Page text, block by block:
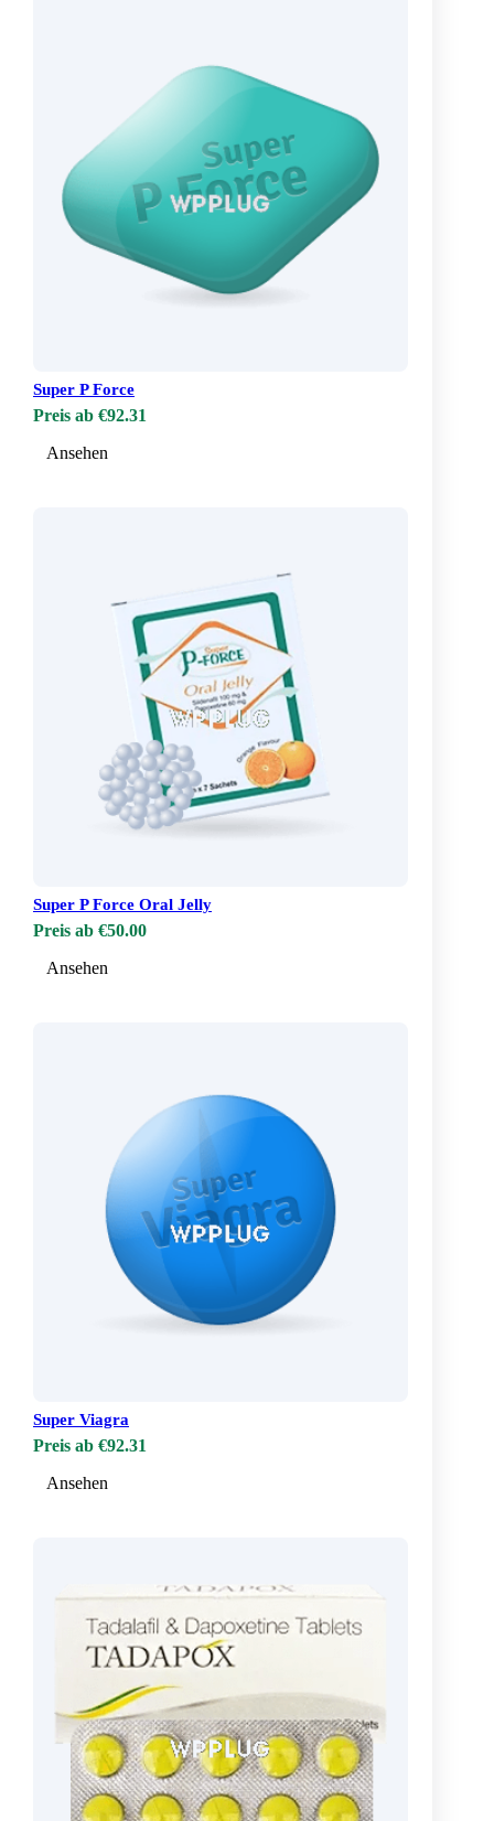
Super P Force
Preis ab €92.31
Ansehen
Super P Force Oral Jelly
Preis ab €50.00
Ansehen
Super Viagra
Preis ab €92.31
Ansehen